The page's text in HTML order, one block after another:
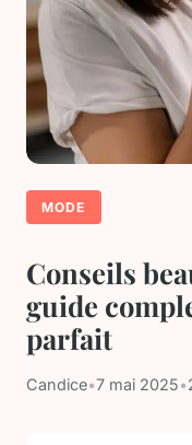
MODE
Conseils
guide
parfait
Candice•7 mai 2025•